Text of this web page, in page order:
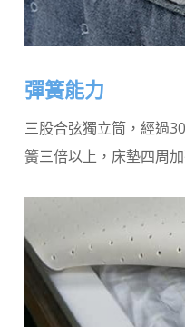
彈簧能力
三股合弦獨立筒，經過
簧三倍以上，床墊四周